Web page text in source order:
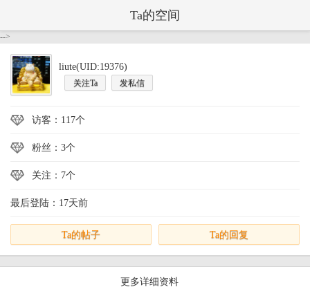
Ta的空间
-->
liute(UID:19376)
关注Ta 发私信
访客：117个
粉丝：3个
关注：7个
最后登陆：17天前
Ta的帖子 Ta的回复
更多详细资料